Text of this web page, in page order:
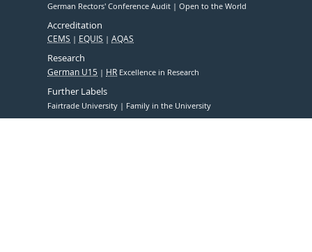
German Rectors' Conference Audit Open to the World
Accreditation
CEMS EQUIS AQAS
Research
German U15 HR Excellence in Research
Further Labels
Fairtrade University Family in the University